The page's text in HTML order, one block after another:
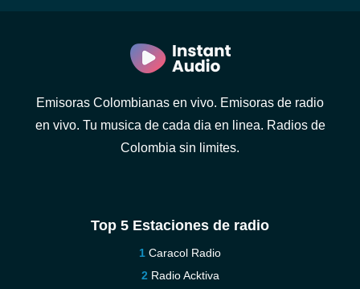
Emisoras Colombianas en vivo. Emisoras de radio
en vivo. Tu musica de cada dia en linea. Radios de
Colombia sin limites.
Top 5 Estaciones de radio
Caracol Radio
Radio Acktiva